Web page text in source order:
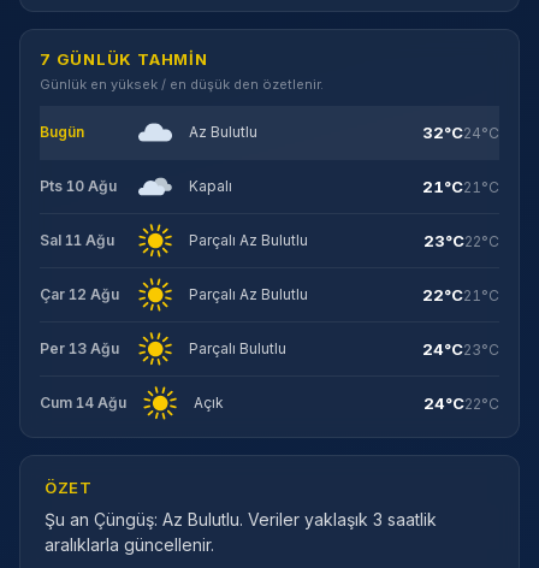
7 GÜNLÜK TAHMIN
Günlük en yüksek / en düşük den özetlenir.
Bugün Az Bulutlu 32°C24°C
Pts 10 Ağu Kapalı 21°C21°C
Sal 11 Ağu Parçalı Az Bulutlu 23°C22°C
Çar 12 Ağu Parçalı Az Bulutlu 22°C21°C
Per 13 Ağu Parçalı Bulutlu 24°C23°C
Cum 14 Ağu Açık 24°C22°C
ÖZET
Şu an Çüngüş: Az Bulutlu. Veriler yaklaşık 3 saatlik
aralıklarla güncellenir.